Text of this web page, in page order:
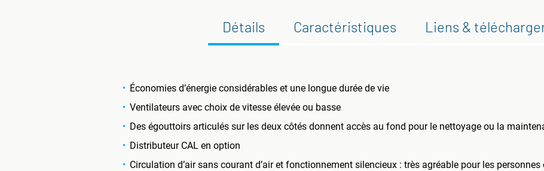
Détails Caractéristiques Liens &
Économies d’énergie considérables et une longue durée de vie
Ventilateurs avec choix de vitesse élevée ou basse
Des égouttoirs articulés sur les deux côtés donnent accès au fond pour le nettoyage ou la
Distributeur CAL en option
Circulation d’air sans courant d’air et fonctionnement silencieux : très agréable pour les